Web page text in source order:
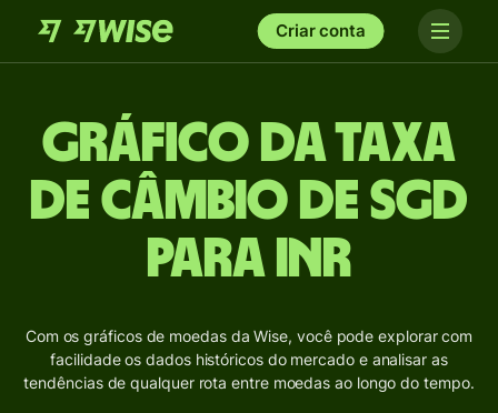
Criar conta
Gráfico da taxa
de câmbio de SGD
para INR
Com os gráficos de moedas da Wise, você pode explorar com
facilidade os dados históricos do mercado e analisar as
tendências de qualquer rota entre moedas ao longo do tempo.